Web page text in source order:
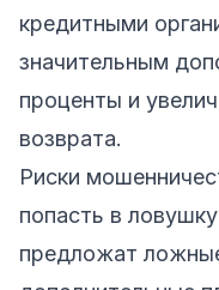
кредитными
значительным
проценты и
возврата.
Риски
попасть в
предложат